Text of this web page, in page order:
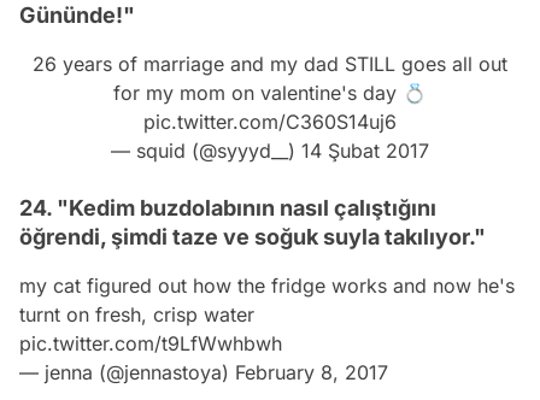
Gününde!"
26 years of marriage and my dad STILL goes all out
for my mom on valentine's day 💍
pic.twitter.com/C360S14uj6
— squid (@syyyd__) 14 Şubat 2017
24. "Kedim buzdolabının nasıl çalıştığını
öğrendi, şimdi taze ve soğuk suyla takılıyor."
my cat figured out how the fridge works and now he's
turnt on fresh, crisp water
pic.twitter.com/t9LfWwhbwh
— jenna (@jennastoya) February 8, 2017